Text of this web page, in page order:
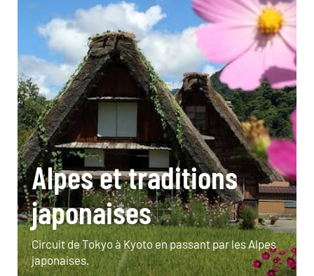
Alpes et traditions
japonaises
Circuit de Tokyo à Kyoto en passant par les Alpes
japonaises.